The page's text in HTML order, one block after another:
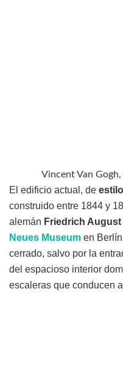
Vincent Van Gogh,
El edificio actual, de
construido entre 1844 y
alemán Friedrich
Neues Museum en
cerrado, salvo por la
del espacioso interior
escaleras que conducen